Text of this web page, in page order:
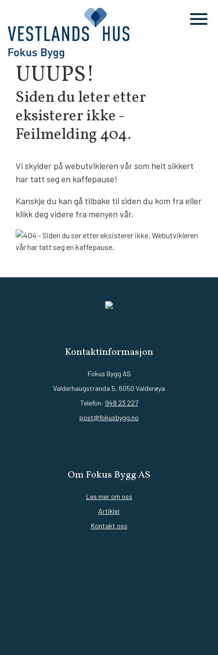
UUUPS!
Siden du leter etter
eksisterer ikke -
Feilmelding 404.
Vi skylder på webutvikleren vår som helt sikkert
har tatt seg en kaffepause!
Kanskje du kan gå tilbake til siden du kom fra eller
klikk deg videre fra menyen vår.
Kontaktinformasjon
Fokus Bygg AS
Valderhaugstranda 5, 6050 Valderøya
Telefon: 948 23 227
post@fokusbygg.no
Om Fokus Bygg AS
Les mer om oss
Artikler
Kontakt oss